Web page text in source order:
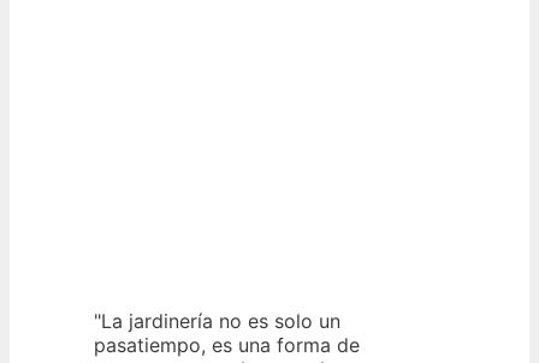
"La jardinería no es solo un
pasatiempo, es una forma de